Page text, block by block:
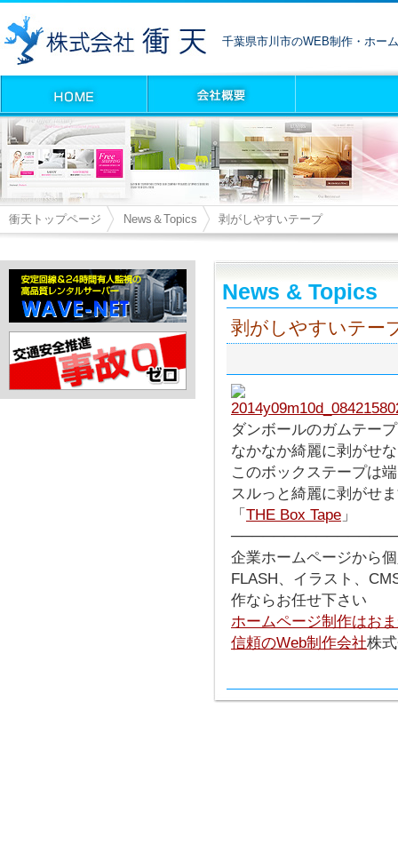
千葉県市川市のWEB制作・ホー
衝天トップページ News＆Topics 剥がしやすいテープ
News & Topics
剥がしやすいテー
ダンボールのガムテープ
なかなか綺麗に剥がせ
このボックステープは
スルっと綺麗に剥がせ
「 THE Box Tape 」
企業ホームページから
FLASH、イラスト、
作ならお任せ下さい
ホームページ制作はお
信頼のWeb制作会社株